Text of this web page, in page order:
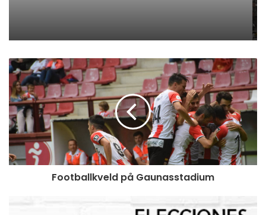
Footballkveld på Gaunasstadium